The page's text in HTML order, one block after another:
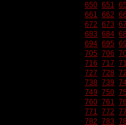
650 651
661 662
672 673
683 684
694 695
705 706
716 717
727 728
738 739
749 750
760 761
771 772
782 783